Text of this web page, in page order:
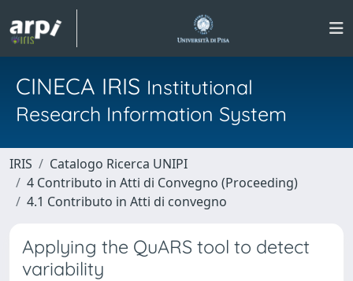
CINECA IRIS Institutional
Research Information System
IRIS
Catalogo Ricerca UNIPI
4 Contributo in Atti di Convegno (Proceeding)
4.1 Contributo in Atti di convegno
Applying the QuARS tool to detect
variability